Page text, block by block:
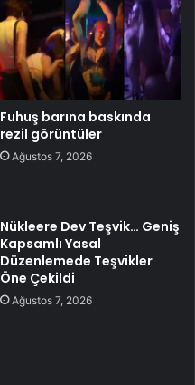
Fuhuş barına baskında
rezil görüntüler
Ağustos 7, 2026
Nükleere Dev Teşvik… Geniş
Kapsamlı Yasal
Düzenlemede Teşvikler
Öne Çekildi
Ağustos 7, 2026